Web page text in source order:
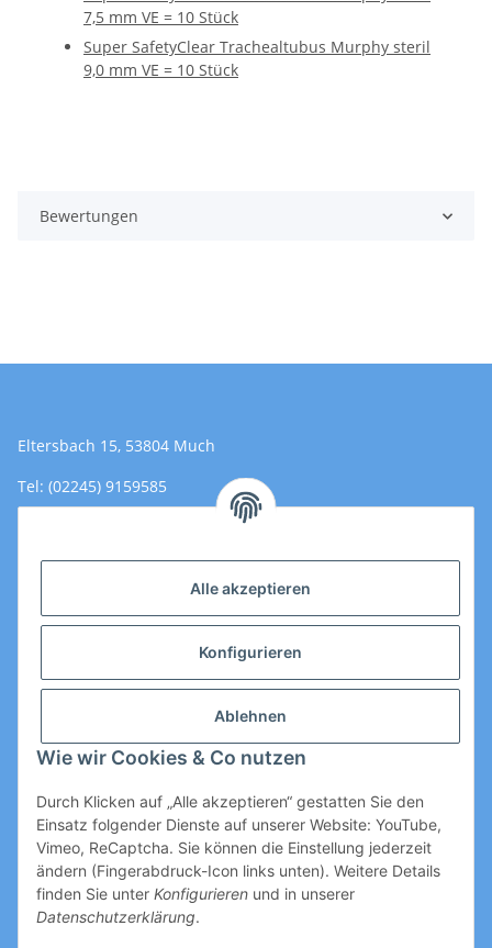
Alle akzeptieren
Konfigurieren
Ablehnen
Wie wir Cookies & Co nutzen
Durch Klicken auf „Alle akzeptieren“ gestatten Sie den
Einsatz folgender Dienste auf unserer Website: YouTube,
Vimeo, ReCaptcha. Sie können die Einstellung jederzeit
ändern (Fingerabdruck-Icon links unten). Weitere Details
finden Sie unter Konfigurieren und in unserer
Datenschutzerklärung.
7,5 mm VE = 10 Stück
Super SafetyClear Trachealtubus Murphy steril
9,0 mm VE = 10 Stück
Bewertungen
Eltersbach 15, 53804 Much
Tel: (02245) 9159585
Email: Kontakt@toromedical.de
Öffnungszeiten (Mo-Fr.) 8:00 - 17:00
Vertrag widerrufen
* Alle Preise zzgl. gesetzlicher USt., zzgl.